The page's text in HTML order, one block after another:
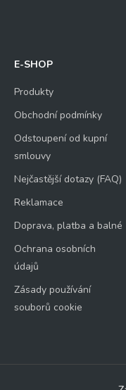
E-SHOP
Produkty
Obchodní podmínky
Odstoupení od kupní
smlouvy
Nejčastější dotazy (FAQ)
Reklamace
Doprava, platba a balné
Ochrana osobních
údajů
Zásady používání
souborů cookie